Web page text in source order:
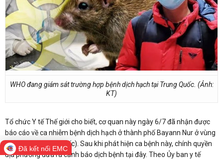
WHO đang giám sát trường hợp bệnh dịch hạch tại Trung Quốc. (Ảnh:
KT)
Tổ chức Y tế Thế giới cho biết, cơ quan này ngày 6/7 đã nhận được
báo cáo về ca nhiễm bệnh dịch hạch ở thành phố Bayann Nur ở vùng
Nội Mông (Trung Quốc). Sau khi phát hiện ca bệnh này, chính quyền
địa phương đưa ra cảnh báo dịch bệnh tại đây. Theo Ủy ban y tế
Đã kết nối EMC